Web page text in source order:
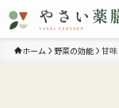
ホーム 野菜の効能 甘味